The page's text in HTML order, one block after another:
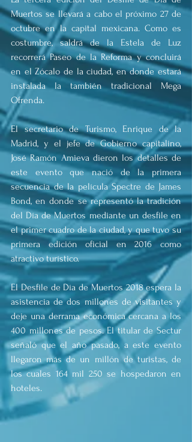
Muertos se llevará a cabo el próximo 27 de
octubre en la capital mexicana. Como es
costumbre, saldrá de la Estela de Luz
recorrerá Paseo de la Reforma y concluirá
en el Zócalo de la ciudad, en donde estará
instalada la también tradicional Mega
Ofrenda.
El secretario de Turismo, Enrique de la
Madrid, y el jefe de Gobierno capitalino,
José Ramón Amieva dieron los detalles de
este evento que nació de la primera
secuencia de la película Spectre de James
Bond, en donde se representó la tradición
del Día de Muertos mediante un desfile en
el primer cuadro de la ciudad, y que tuvo su
primera edición oficial en 2016 como
atractivo turístico.
El Desfile de Día de Muertos 2018 espera la
asistencia de dos millones de visitantes y
deje una derrama económica cercana a los
400 millones de pesos. El titular de Sectur
señaló que el año pasado, a este evento
llegaron más de un millón de turistas, de
los cuales 164 mil 250 se hospedaron en
hoteles.